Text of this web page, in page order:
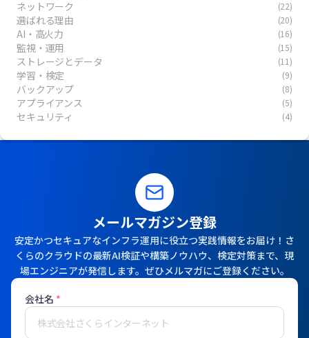
ネットワーク (22)
選ばれる理由 (20)
AI・高火力 (16)
監視・運用 (15)
ストレージとデータ (11)
学習・検定 (9)
バックアップ (8)
アプライアンス (5)
セキュリティ (4)
メールマガジン登録
安定かつセキュアなインフラ運用に役立つ実践情報をお届け！さ
くらのクラウドの最新AI検証や構築ノウハウ、検定対策まで、現
場エンジニアが発信します。ぜひメルマガにご登録ください。
会社名 *